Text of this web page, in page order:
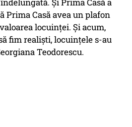
Și Prima Casă a
Prima Casă avea un plafon
locuinței. Și acum,
fim realiști, locuințele s-au
Teodorescu.